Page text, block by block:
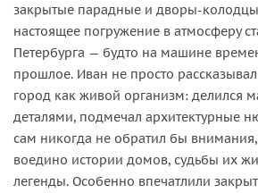
закрытые парадные и
настоящее погружение в атмосферу
Петербурга — будто на машине
прошлое. Иван не просто
город как живой организм: делился
деталями, подмечал архитектурные
сам никогда не обратил бы
воедино истории домов, судьбы их
легенды. Особенно впечатлили